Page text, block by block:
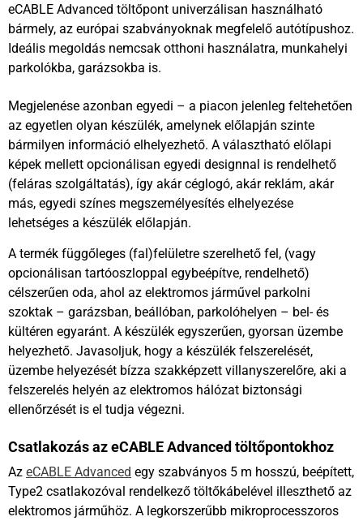
eCABLE Advanced töltőpont univerzálisan használható
bármely, az európai szabványoknak megfelelő autótípushoz.
Ideális megoldás nemcsak otthoni használatra, munkahelyi
parkolókba, garázsokba is.
Megjelenése azonban egyedi – a piacon jelenleg feltehetően
az egyetlen olyan készülék, amelynek előlapján szinte
bármilyen információ elhelyezhető. A választható előlapi
képek mellett opcionálisan egyedi designnal is rendelhető
(feláras szolgáltatás), így akár céglogó, akár reklám, akár
más, egyedi színes megszemélyesítés elhelyezése
lehetséges a készülék előlapján.
A termék függőleges (fal)felületre szerelhető fel, (vagy
opcionálisan tartóoszloppal egybeépítve, rendelhető)
célszerűen oda, ahol az elektromos járművel parkolni
szoktak – garázsban, beállóban, parkolóhelyen – bel- és
kültéren egyaránt. A készülék egyszerűen, gyorsan üzembe
helyezhető. Javasoljuk, hogy a készülék felszerelését,
üzembe helyezését bízza szakképzett villanyszerelőre, aki a
felszerelés helyén az elektromos hálózat biztonsági
ellenőrzését is el tudja végezni.
Csatlakozás az eCABLE Advanced töltőpontokhoz
Az eCABLE Advanced egy szabványos 5 m hosszú, beépített,
Type2 csatlakozóval rendelkező töltőkábelével illeszthető az
elektromos járműhöz. A legkorszerűbb mikroprocesszoros